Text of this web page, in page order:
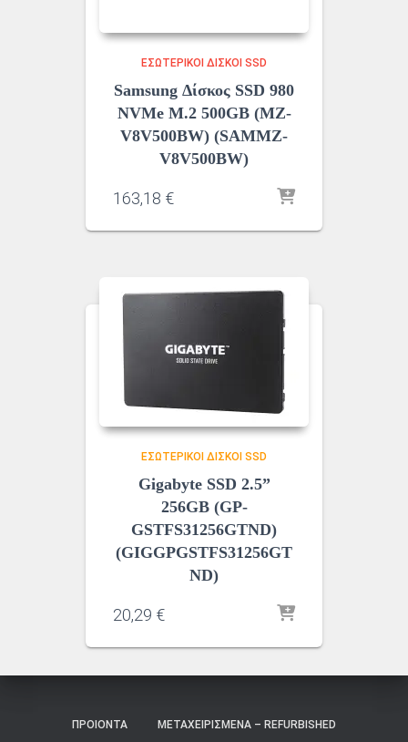
ΕΣΩΤΕΡΙΚΟΊ ΔΊΣΚΟΙ SSD
Samsung Δίσκος SSD 980
NVMe M.2 500GB (MZ-
V8V500BW) (SAMMZ-
V8V500BW)
163,18 €
ΕΣΩΤΕΡΙΚΟΊ ΔΊΣΚΟΙ SSD
Gigabyte SSD 2.5”
256GB (GP-
GSTFS31256GTND)
(GIGGPGSTFS31256GT
ND)
20,29 €
ΠΡΟΙΌΝΤΑ ΜΕΤΑΧΕΙΡΙΣΜΈΝΑ – REFURBISHED